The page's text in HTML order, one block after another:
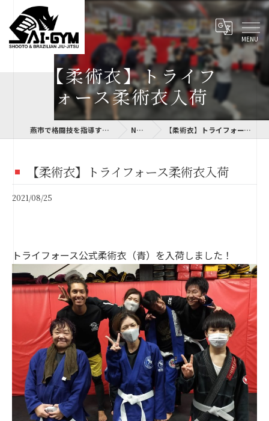
【柔術衣】トライフ
ォース柔術衣入荷
燕市で格闘技を指導するSAI-GYM NEWS 【柔術衣】トライフォース柔術衣入荷
【柔術衣】トライフォース柔術衣入荷
2021/08/25
トライフォース公式柔術衣（青）を入荷しました！